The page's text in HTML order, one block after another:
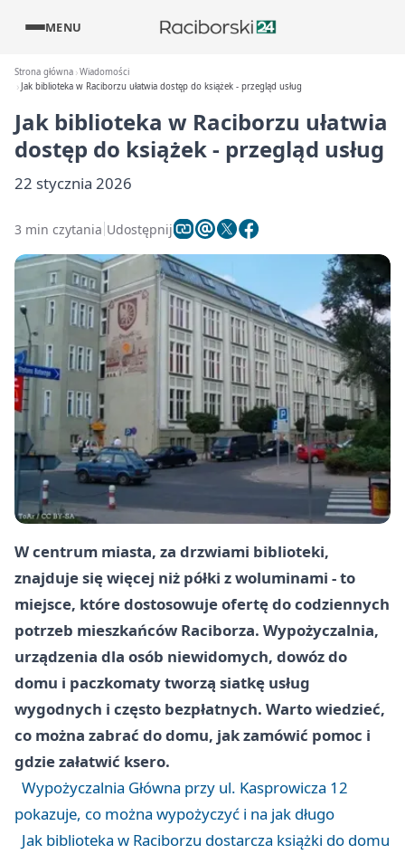
MENU
Strona główna Wiadomości
Jak biblioteka w Raciborzu ułatwia dostęp do książek - przegląd usług
Jak biblioteka w Raciborzu ułatwia
dostęp do książek - przegląd usług
22 stycznia 2026
3 min czytania Udostępnij
W centrum miasta, za drzwiami biblioteki,
znajduje się więcej niż półki z woluminami - to
miejsce, które dostosowuje ofertę do codziennych
potrzeb mieszkańców Raciborza. Wypożyczalnia,
urządzenia dla osób niewidomych, dowóz do
domu i paczkomaty tworzą siatkę usług
wygodnych i często bezpłatnych. Warto wiedzieć,
co można zabrać do domu, jak zamówić pomoc i
gdzie załatwić ksero.
Wypożyczalnia Główna przy ul. Kasprowicza 12
pokazuje, co można wypożyczyć i na jak długo
Jak biblioteka w Raciborzu dostarcza książki do domu